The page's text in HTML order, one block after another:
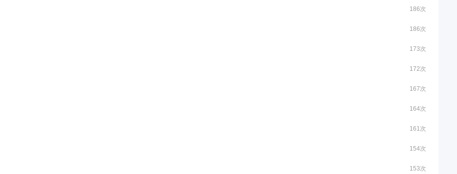
186次
186次
173次
172次
167次
164次
161次
154次
153次